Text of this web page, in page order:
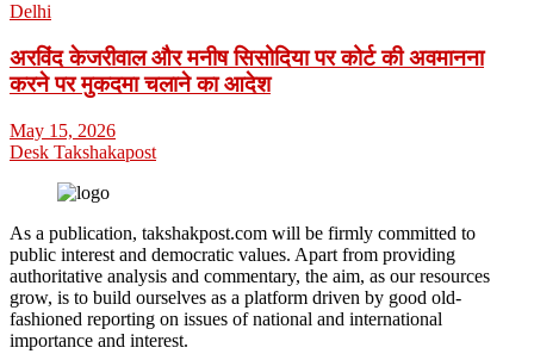
Delhi
अरविंद केजरीवाल और मनीष सिसोदिया पर कोर्ट की अवमानना
करने पर मुकदमा चलाने का आदेश
May 15, 2026
Desk Takshakapost
As a publication, takshakpost.com will be firmly committed to
public interest and democratic values. Apart from providing
authoritative analysis and commentary, the aim, as our resources
grow, is to build ourselves as a platform driven by good old-
fashioned reporting on issues of national and international
importance and interest.